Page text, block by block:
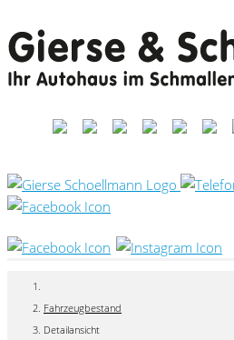
Fahrzeugbestand
Detailansicht